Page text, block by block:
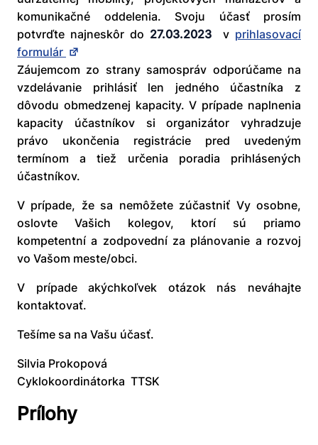
komunikačné oddelenia. Svoju účasť prosím
potvrďte najneskôr do 27.03.2023 v prihlasovací
formulár
Záujemcom zo strany samospráv odporúčame na
vzdelávanie prihlásiť len jedného účastníka z
dôvodu obmedzenej kapacity. V prípade naplnenia
kapacity účastníkov si organizátor vyhradzuje
právo ukončenia registrácie pred uvedeným
termínom a tiež určenia poradia prihlásených
účastníkov.
V prípade, že sa nemôžete zúčastniť Vy osobne,
oslovte Vašich kolegov, ktorí sú priamo
kompetentní a zodpovední za plánovanie a rozvoj
vo Vašom meste/obci.
V prípade akýchkoľvek otázok nás neváhajte
kontaktovať.
Tešíme sa na Vašu účasť.
Silvia Prokopová
Cyklokoordinátorka TTSK
Prílohy